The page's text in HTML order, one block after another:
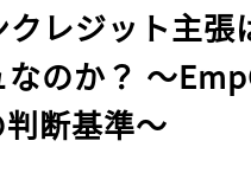
クレジット主張
なのか？ 〜
断基準〜